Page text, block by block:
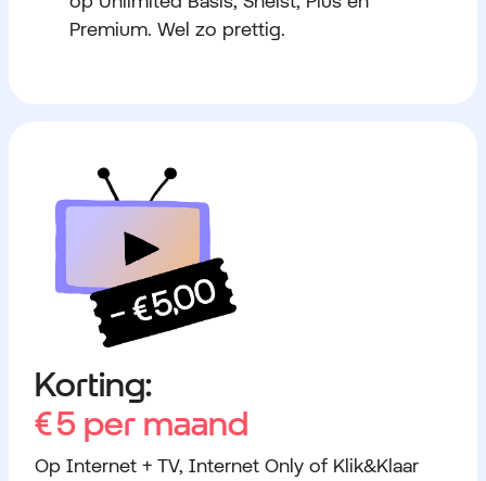
Premium. Wel zo prettig.
Korting:
€ 5 per maand
Op Internet + TV, Internet Only of Klik&Klaar